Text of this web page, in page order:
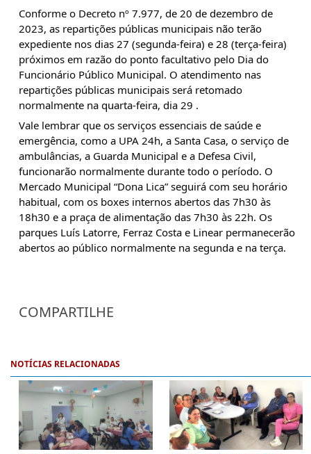
Conforme o Decreto nº 7.977, de 20 de dezembro de
2023, as repartições públicas municipais não terão
expediente nos dias 27 (segunda-feira) e 28 (terça-feira)
próximos em razão do ponto facultativo pelo Dia do
Funcionário Público Municipal. O atendimento nas
repartições públicas municipais será retomado
normalmente na quarta-feira, dia 29 .
Vale lembrar que os serviços essenciais de saúde e
emergência, como a UPA 24h, a Santa Casa, o serviço de
ambulâncias, a Guarda Municipal e a Defesa Civil,
funcionarão normalmente durante todo o período. O
Mercado Municipal “Dona Lica” seguirá com seu horário
habitual, com os boxes internos abertos das 7h30 às
18h30 e a praça de alimentação das 7h30 às 22h. Os
parques Luís Latorre, Ferraz Costa e Linear permanecerão
abertos ao público normalmente na segunda e na terça.
COMPARTILHE
NOTÍCIAS RELACIONADAS